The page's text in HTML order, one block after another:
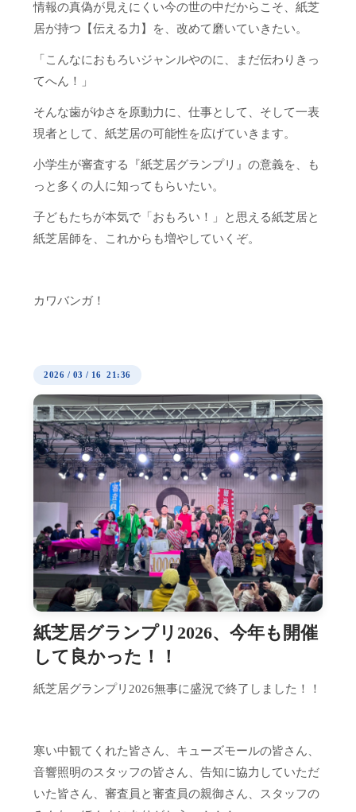
​情報の真偽が見えにくい今の世の中だからこそ、紙芝
居が持つ【伝える力】を、改めて磨いていきたい。
​「こんなにおもろいジャンルやのに、まだ伝わりきっ
てへん！」
そんな歯がゆさを原動力に、仕事として、そして一表
現者として、紙芝居の可能性を広げていきます。
​小学生が審査する『紙芝居グランプリ』の意義を、も
っと多くの人に知ってもらいたい。
子どもたちが本気で「おもろい！」と思える紙芝居と
紙芝居師を、これからも増やしていくぞ。
​カワバンガ！
2026 / 03 / 16 21:36
紙芝居グランプリ2026、今年も開催
して良かった！！
紙芝居グランプリ2026無事に盛況で終了しました！！
寒い中観てくれた皆さん、キューズモールの皆さん、
音響照明のスタッフの皆さん、告知に協力していただ
いた皆さん、審査員と審査員の親御さん、スタッフの